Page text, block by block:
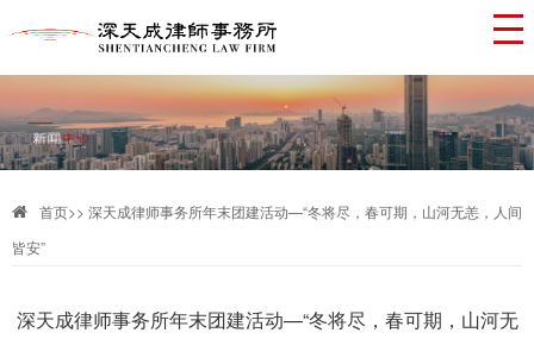
首页>> 深天成律师事务所年末团建活动—“冬将尽，春可期，山河无恙，人间
皆安”
深天成律师事务所年末团建活动—“冬将尽，春可期，山河无